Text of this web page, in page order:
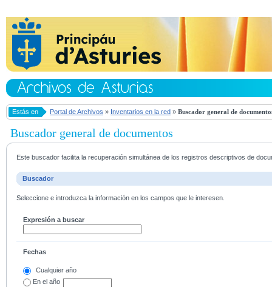
Estás en Portal de Archivos » Inventarios en la red » Buscador general de
Buscador general de documentos
Este buscador facilita la recuperación simultánea de los registros descriptivos de
Buscador
Seleccione e introduzca la información en los campos que le interesen.
Expresión a buscar
Fechas
Cualquier año
En el año